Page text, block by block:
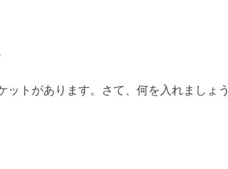
トがあります。さて、何を入れましょう